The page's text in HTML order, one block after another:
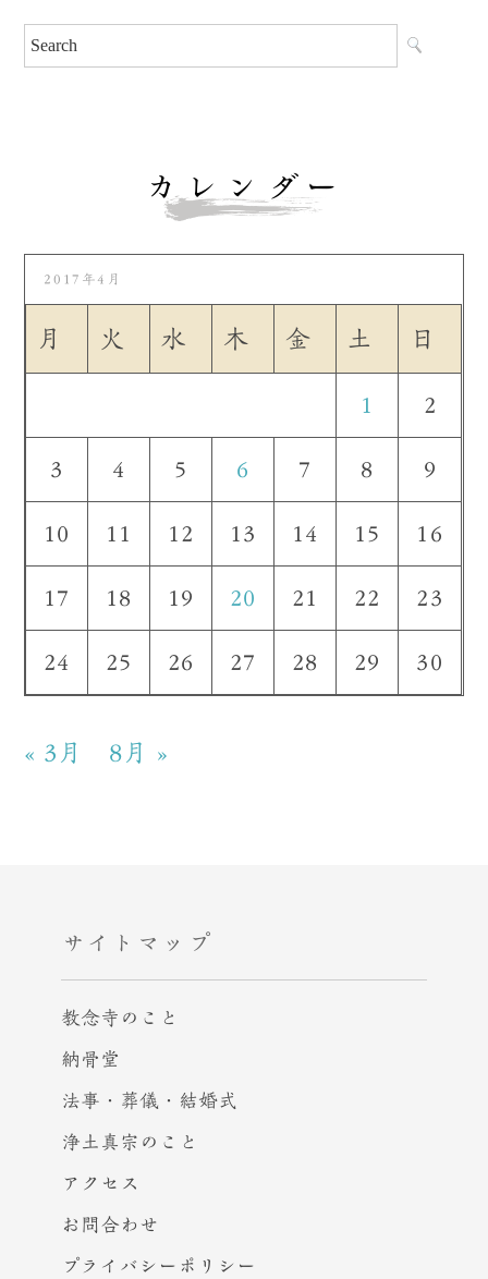
カレンダー
2017年4月
月 火 水 木 金 土 日
1 2
3 4 5 6 7 8 9
10 11 12 13 14 15 16
17 18 19 20 21 22 23
24 25 26 27 28 29 30
« 3月 8月 »
サイトマップ
教念寺のこと
納骨堂
法事・葬儀・結婚式
浄土真宗のこと
アクセス
お問合わせ
プライバシー ポリシー